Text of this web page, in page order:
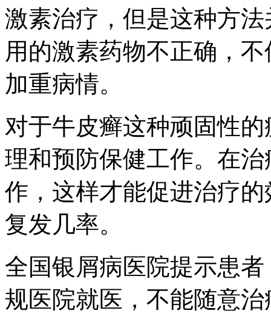
激素治疗，但是这种方
用的激素药物不正确，
加重病情。
对于牛皮癣这种顽固性
理和预防保健工作。在
作，这样才能促进治疗
复发几率。
全国银屑病医院提示患
规医院就医，不能随意治